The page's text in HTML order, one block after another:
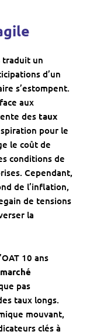
traduit un
d’un
s’estompent.
aux
des taux
pour le
le coût de
conditions de
Cependant,
de l’inflation,
de tensions
la
10 ans
marché
pas
taux longs.
mouvant,
clés à